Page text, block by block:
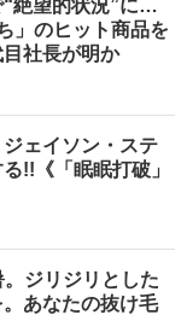
“絶望的状況”に…
」のヒット商品を
社長が明か
ジェイソン・ステ
!!《「眠眠打破」
ジリジリとした
あなたの抜け毛